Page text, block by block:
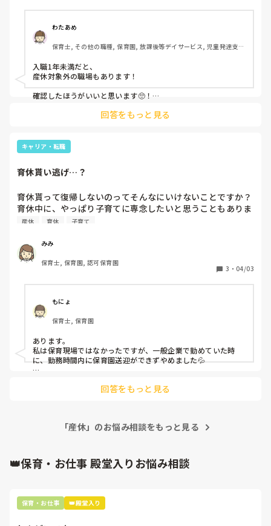
員のことも考えて」とか思われるんだろうな、ともうメンタ
ルが不安定で、園長にもまだ話せていません
早めに言うのが正解だと思いますが、退職勧められたりしち
ゃうのかな、と怖いです。
わたあめ
保育士, その他の職種, 保育園, 放課後等デイサービス, 児童発達支援
入職1年未満だと、
産休対象外の職場もあります！
確認したほうがいいと思います🥺！
回答をもっと見る
キャリア・転職
育休貰い逃げ…？
育休貰って復帰しないのってそんなにいけないことですか？
育休中に、やっぱり子育てに専念したいと思うこともありま
すよね？
産休 育休 子育て
みみ
保育士, 保育園, 認可保育園
3 ・ 04/03
もにょ
保育士, 保育園
あります。
私は保育現場ではなかったですが、一般企業で勤めていた時
に、勤務時間内に保育園送迎ができずやめました💦
回答をもっと見る
「産休」のお悩み相談をもっと見る
👑保育・お仕事 殿堂入りお悩み相談
保育・お仕事 👑殿堂入り